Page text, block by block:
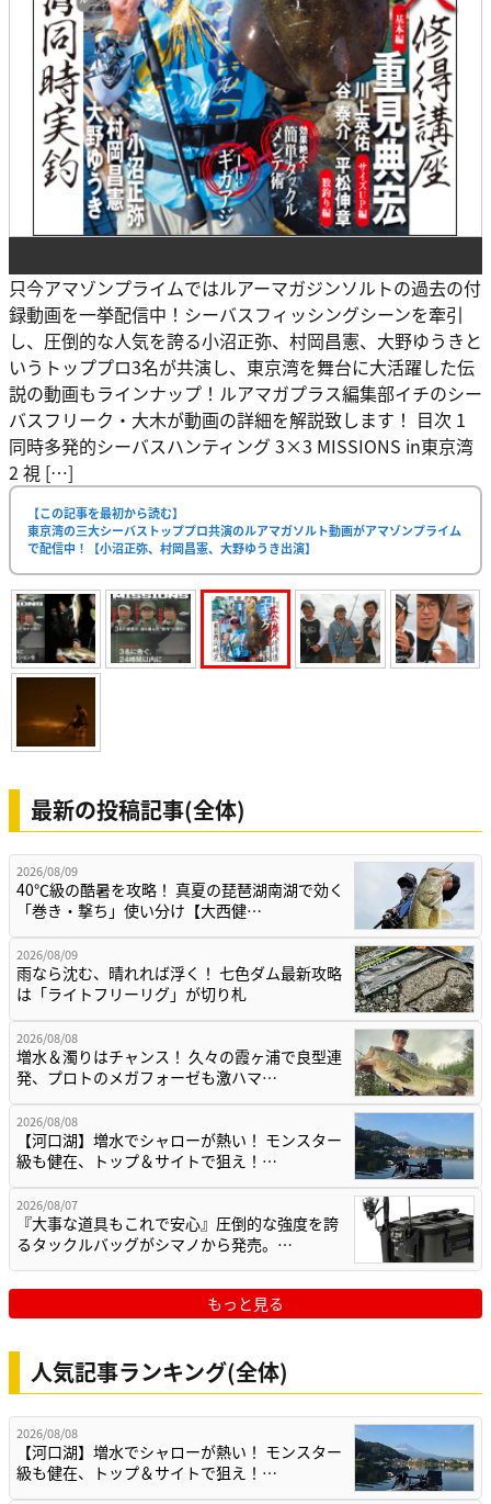
只今アマゾンプライムではルアーマガジンソルトの過去の付
録動画を一挙配信中！シーバスフィッシングシーンを牽引
し、圧倒的な人気を誇る小沼正弥、村岡昌憲、大野ゆうきと
いうトッププロ3名が共演し、東京湾を舞台に大活躍した伝
説の動画もラインナップ！ルアマガプラス編集部イチのシー
バスフリーク・大木が動画の詳細を解説致します！ 目次 1
同時多発的シーバスハンティング 3×3 MISSIONS in東京湾
2 視 […]
【この記事を最初から読む】
東京湾の三大シーバストッププロ共演のルアマガソルト動画がアマゾンプライム
で配信中！【小沼正弥、村岡昌憲、大野ゆうき出演】
最新の投稿記事(全体)
2026/08/09
40℃級の酷暑を攻略！ 真夏の琵琶湖南湖で効く
「巻き・撃ち」使い分け【大西健…
2026/08/09
雨なら沈む、晴れれば浮く！ 七色ダム最新攻略
は「ライトフリーリグ」が切り札
2026/08/08
増水＆濁りはチャンス！ 久々の霞ヶ浦で良型連
発、プロトのメガフォーゼも激ハマ…
2026/08/08
【河口湖】増水でシャローが熱い！ モンスター
級も健在、トップ＆サイトで狙え！…
2026/08/07
『大事な道具もこれで安心』圧倒的な強度を誇
るタックルバッグがシマノから発売。…
もっと見る
人気記事ランキング(全体)
2026/08/08
【河口湖】増水でシャローが熱い！ モンスター
級も健在、トップ＆サイトで狙え！…